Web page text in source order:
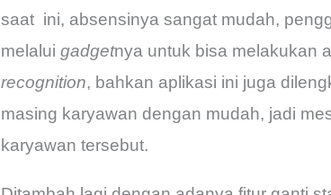
saat ini, absensinya sangat mudah,
melalui gadgetnya untuk bisa melakukan
recognition, bahkan aplikasi ini juga
masing karyawan dengan mudah, jadi
karyawan tersebut.